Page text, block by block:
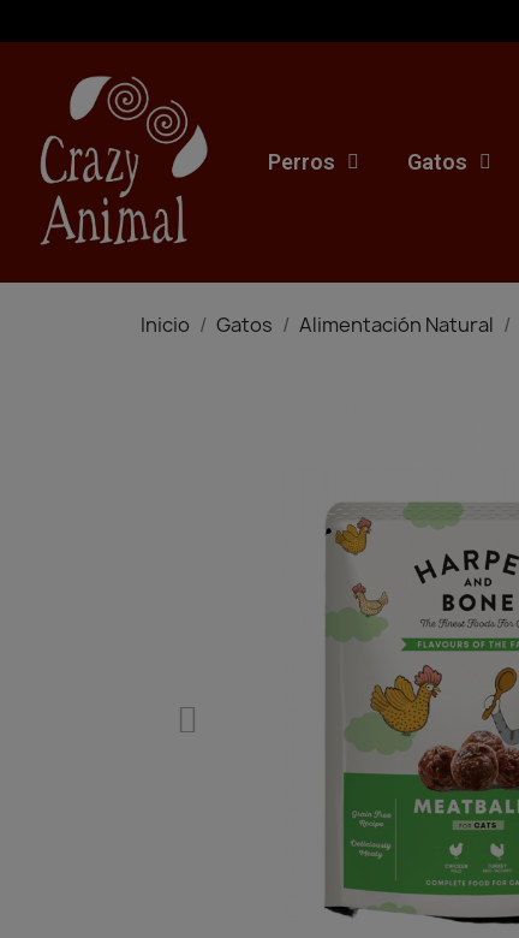
Perros Gatos
Inicio Gatos Alimentación Natural